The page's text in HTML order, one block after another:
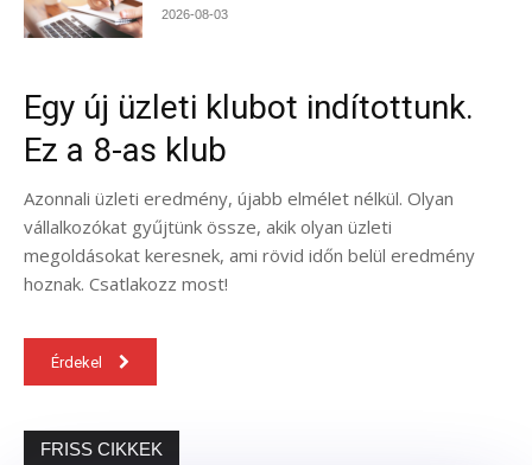
2026-08-03
Egy új üzleti klubot indítottunk.
Ez a 8-as klub
Azonnali üzleti eredmény, újabb elmélet nélkül. Olyan
vállalkozókat gyűjtünk össze, akik olyan üzleti
megoldásokat keresnek, ami rövid időn belül eredmény
hoznak. Csatlakozz most!
Érdekel
FRISS CIKKEK